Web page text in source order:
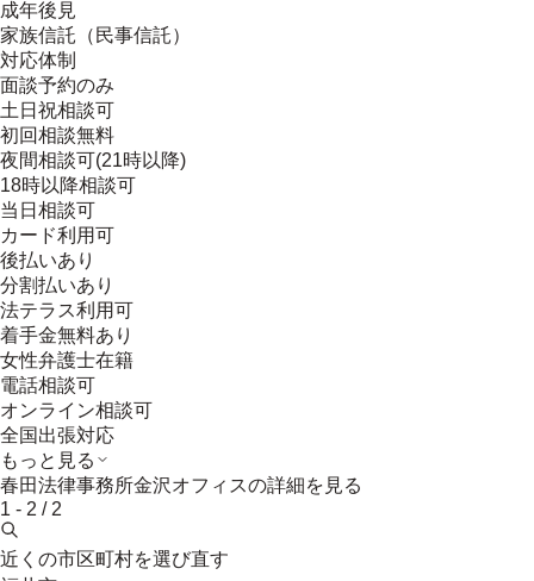
成年後見
家族信託（民事信託）
対応体制
面談予約のみ
土日祝相談可
初回相談無料
夜間相談可(21時以降)
18時以降相談可
当日相談可
カード利用可
後払いあり
分割払いあり
法テラス利用可
着手金無料あり
女性弁護士在籍
電話相談可
オンライン相談可
全国出張対応
もっと見る
春田法律事務所金沢オフィスの詳細を見る
1 - 2 / 2
近くの市区町村を選び直す